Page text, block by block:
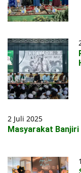
2 Juli 2025
Masyarakat